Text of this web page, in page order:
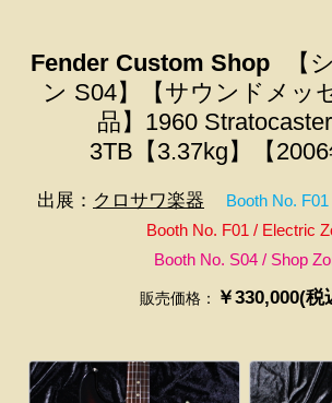
Fender Custom Shop
【
ン S04】【サウンドメッ
品】1960
3TB【3.37kg】【2006
出展： クロサワ楽器
Booth No.
Booth No. F01 / Electric
Booth No. S04 / Shop
販売価格： ￥330,000(税